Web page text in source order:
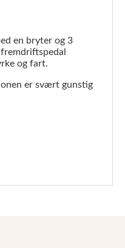
en bryter og 3
og fart.
er svært gunstig